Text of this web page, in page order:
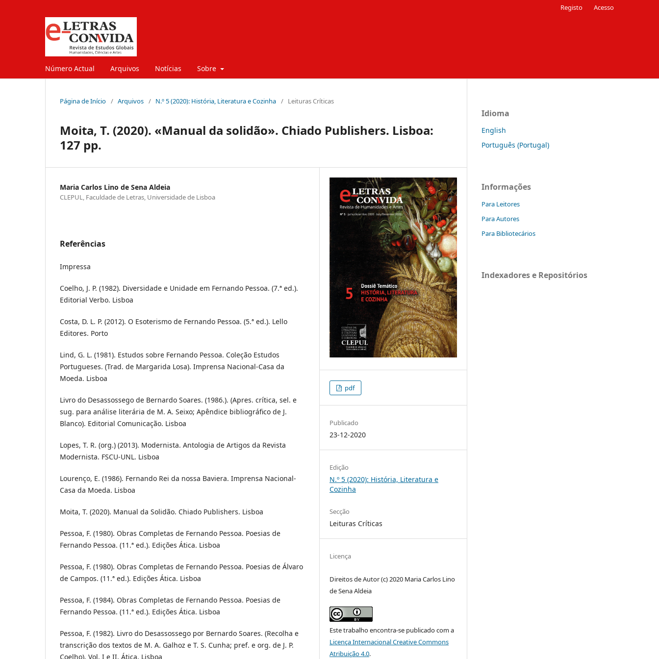
Número Actual Arquivos Notícias Sobre
Registo Acesso
Página de Início / Arquivos / N.º 5 (2020): História, Literatura e Cozinha / Leituras Críticas
Moita, T. (2020). «Manual da solidão». Chiado Publishers. Lisboa:
127 pp.
Maria Carlos Lino de Sena Aldeia
CLEPUL, Faculdade de Letras, Universidade de Lisboa
Referências
Impressa
Coelho, J. P. (1982). Diversidade e Unidade em Fernando Pessoa. (7.ª ed.).
Editorial Verbo. Lisboa
Costa, D. L. P. (2012). O Esoterismo de Fernando Pessoa. (5.ª ed.). Lello
Editores. Porto
Lind, G. L. (1981). Estudos sobre Fernando Pessoa. Coleção Estudos
Portugueses. (Trad. de Margarida Losa). Imprensa Nacional-Casa da
Moeda. Lisboa
Livro do Desassossego de Bernardo Soares. (1986.). (Apres. crítica, sel. e
sug. para análise literária de M. A. Seixo; Apêndice bibliográfico de J.
Blanco). Editorial Comunicação. Lisboa
Lopes, T. R. (org.) (2013). Modernista. Antologia de Artigos da Revista
Modernista. FSCU-UNL. Lisboa
Lourenço, E. (1986). Fernando Rei da nossa Baviera. Imprensa Nacional-
Casa da Moeda. Lisboa
Moita, T. (2020). Manual da Solidão. Chiado Publishers. Lisboa
Pessoa, F. (1980). Obras Completas de Fernando Pessoa. Poesias de
Fernando Pessoa. (11.ª ed.). Edições Ática. Lisboa
Pessoa, F. (1980). Obras Completas de Fernando Pessoa. Poesias de Álvaro
de Campos. (11.ª ed.). Edições Ática. Lisboa
Pessoa, F. (1984). Obras Completas de Fernando Pessoa. Poesias de
Fernando Pessoa. (11.ª ed.). Edições Ática. Lisboa
Pessoa, F. (1982). Livro do Desassossego por Bernardo Soares. (Recolha e
transcrição dos textos de M. A. Galhoz e T. S. Cunha; pref. e org. de J. P.
Coelho). Vol. I e II. Ática. Lisboa
pdf
Publicado
23-12-2020
Edição
N.º 5 (2020): História, Literatura e
Cozinha
Secção
Leituras Críticas
Licença
Direitos de Autor (c) 2020 Maria Carlos Lino
de Sena Aldeia
Este trabalho encontra-se publicado com a
Licença Internacional Creative Commons
Atribuição 4.0.
Idioma
English
Português (Portugal)
Informações
Para Leitores
Para Autores
Para Bibliotecários
Indexadores e Repositórios